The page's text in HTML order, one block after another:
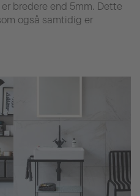
bredere end 5mm. Dette
også samtidig er